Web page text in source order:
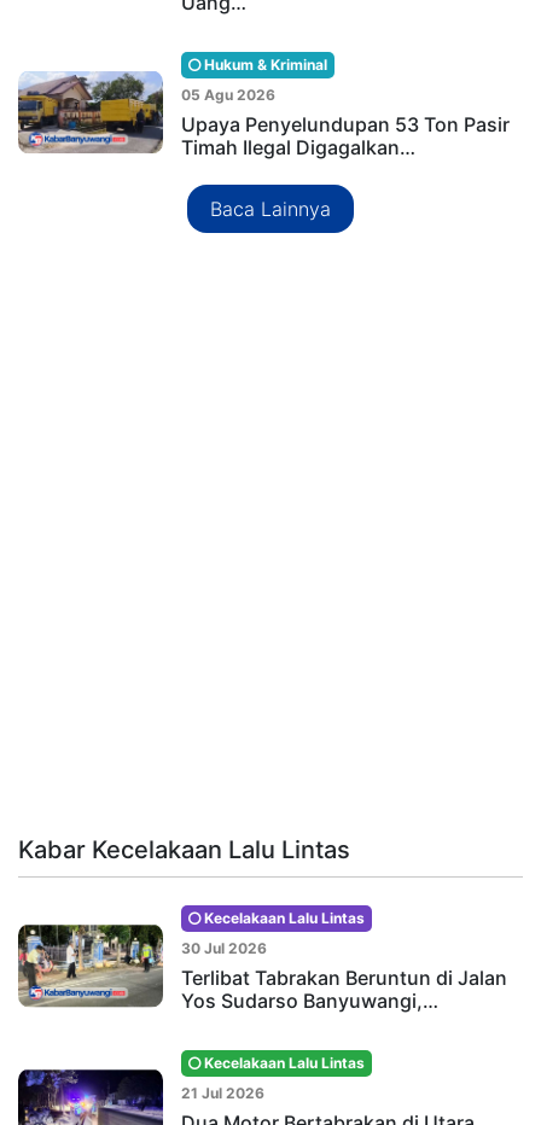
Hukum & Kriminal
05 Agu 2026
Upaya Penyelundupan 53 Ton Pasir
Timah Ilegal Digagalkan…
Baca Lainnya
Kabar Kecelakaan Lalu Lintas
Kecelakaan Lalu Lintas
30 Jul 2026
Terlibat Tabrakan Beruntun di Jalan
Yos Sudarso Banyuwangi,…
Kecelakaan Lalu Lintas
21 Jul 2026